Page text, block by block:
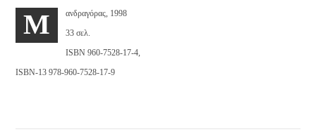
M
ανδραγόρας, 1998
33 σελ.
ISBN 960-7528-17-4,
ISBN-13 978-960-7528-17-9